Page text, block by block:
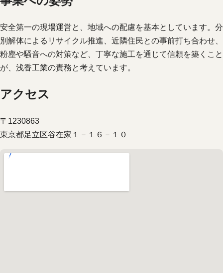
安全第一の現場運営と、地域への配慮を基本としています。分
別解体によるリサイクル推進、近隣住民との事前打ち合わせ、
粉塵や騒音への対策など、丁寧な施工を通じて信頼を築くこと
が、浅香工業の責務と考えています。
アクセス
〒1230863
東京都足立区谷在家１－１６－１０